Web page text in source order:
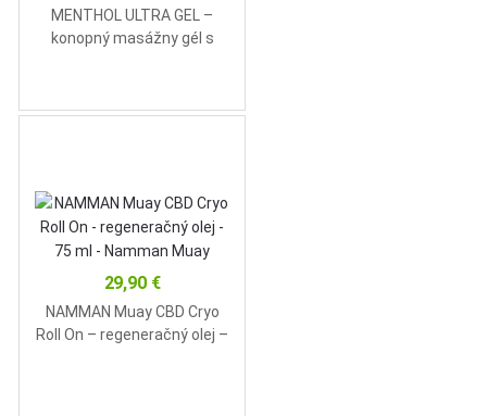
MENTHOL ULTRA GEL –
konopný masážny gél s
29,90 €
NAMMAN Muay CBD Cryo
Roll On – regeneračný olej –